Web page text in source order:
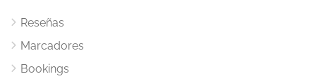
Reseñas
Marcadores
Bookings